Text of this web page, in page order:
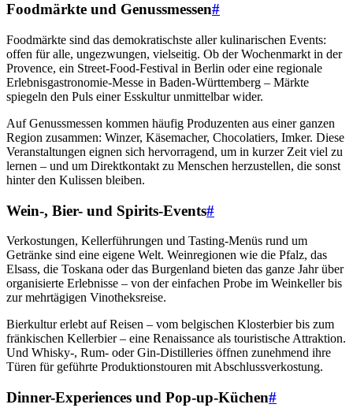
Foodmärkte und Genussmessen#
Foodmärkte sind das demokratischste aller kulinarischen Events:
offen für alle, ungezwungen, vielseitig. Ob der Wochenmarkt in der
Provence, ein Street-Food-Festival in Berlin oder eine regionale
Erlebnisgastronomie-Messe in Baden-Württemberg – Märkte
spiegeln den Puls einer Esskultur unmittelbar wider.
Auf Genussmessen kommen häufig Produzenten aus einer ganzen
Region zusammen: Winzer, Käsemacher, Chocolatiers, Imker. Diese
Veranstaltungen eignen sich hervorragend, um in kurzer Zeit viel zu
lernen – und um Direktkontakt zu Menschen herzustellen, die sonst
hinter den Kulissen bleiben.
Wein-, Bier- und Spirits-Events#
Verkostungen, Kellerführungen und Tasting-Menüs rund um
Getränke sind eine eigene Welt. Weinregionen wie die Pfalz, das
Elsass, die Toskana oder das Burgenland bieten das ganze Jahr über
organisierte Erlebnisse – von der einfachen Probe im Weinkeller bis
zur mehrtägigen Vinotheksreise.
Bierkultur erlebt auf Reisen – vom belgischen Klosterbier bis zum
fränkischen Kellerbier – eine Renaissance als touristische Attraktion.
Und Whisky-, Rum- oder Gin-Distilleries öffnen zunehmend ihre
Türen für geführte Produktionstouren mit Abschlussverkostung.
Dinner-Experiences und Pop-up-Küchen#